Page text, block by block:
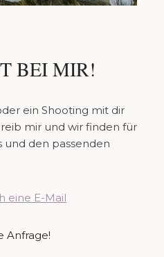
BEI MIR!
ein Shooting mit dir
mir und wir finden für
und den passenden
eine E-Mail
Anfrage!